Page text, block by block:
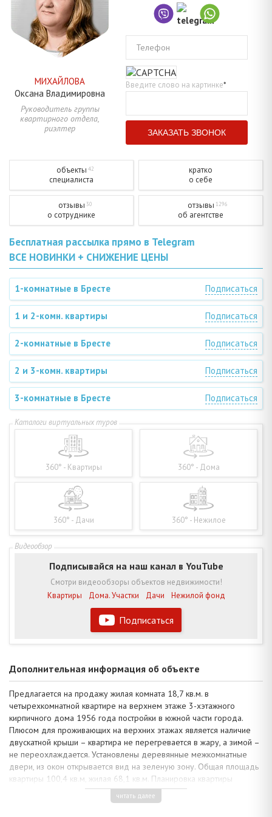
МИХАЙЛОВА
Оксана Владимировна
Руководитель группы
квартирного отдела,
риэлтер
Телефон
Введите слово на картинке*
объекты 42
специалиста
кратко
о себе
отзывы 30
о сотруднике
отзывы 1296
об агентстве
Бесплатная рассылка прямо в Telegram
ВСЕ НОВИНКИ + СНИЖЕНИЕ ЦЕНЫ
1-комнатные в Бресте Подписаться
1 и 2-комн. квартиры Подписаться
2-комнатные в Бресте Подписаться
2 и 3-комн. квартиры Подписаться
3-комнатные в Бресте Подписаться
360° - Квартиры 360° - Дома
360° - Дачи 360° - Нежилое
Подписаться
Подписывайся на наш канал в YouTube
Смотри видеообзоры объектов недвижимости!
Квартиры
Дома. Участки Дачи Нежилой фонд
Дополнительная информация об объекте
Предлагается на продажу жилая комната 18,7 кв.м. в
четырехкомнатной квартире на верхнем этаже 3-хэтажного
кирпичного дома 1956 года постройки в южной части города.
Плюсом для проживающих на верхних этажах является наличие
двускатной крыши – квартира не перегревается в жару, а зимой –
не переохлаждается. Установлены деревянные межкомнатные
двери, из окон открывается вид на зеленую зону. Общая площадь
квартиры 100,4 кв.м, жилая 68,1 кв.м. Планировка квартиры
удобная, так как размещение жилых комнат выполнено по двум
сторонам дома, а кухня 11,3 кв.м. довольно просторная, санузел
читать далее